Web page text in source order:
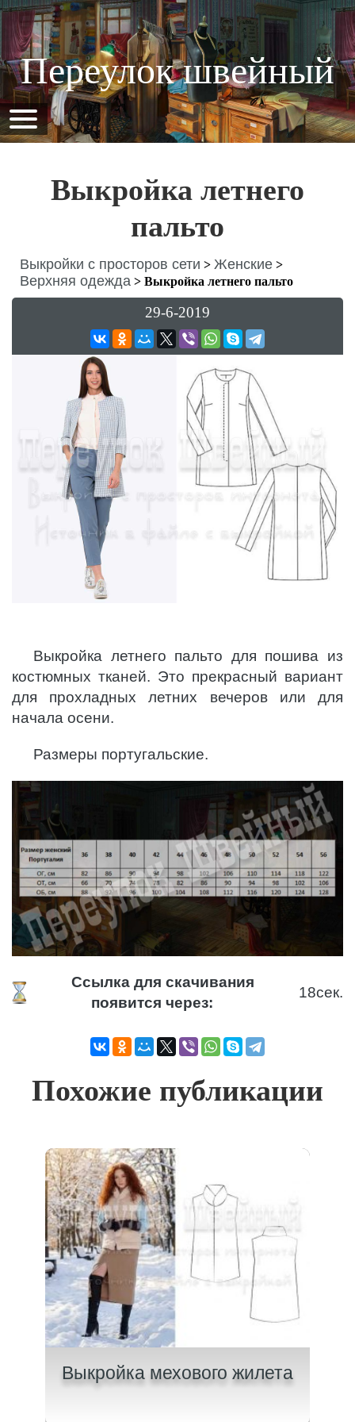
Переулок швейный
Выкройка летнего
пальто
Выкройки с просторов сети > Женские >
Верхняя одежда > Выкройка летнего пальто
29-6-2019
Выкройка летнего пальто для пошива из
костюмных тканей. Это прекрасный вариант
для прохладных летних вечеров или для
начала осени.
Размеры португальские.
Ссылка для скачивания
появится через:
18сек.
Похожие публикации
Выкройка мехового жилета